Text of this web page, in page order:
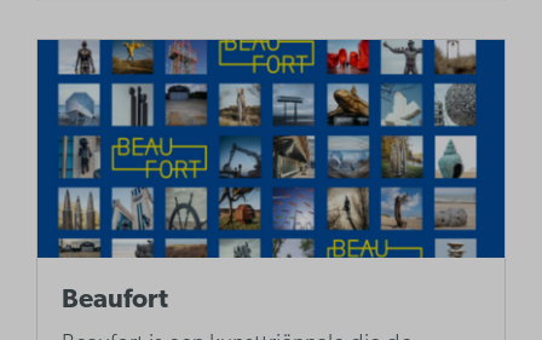
Beaufort